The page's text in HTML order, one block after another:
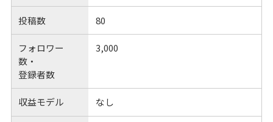
投稿数 80
フォロワー
数・
登録者数
3,000
収益モデル なし